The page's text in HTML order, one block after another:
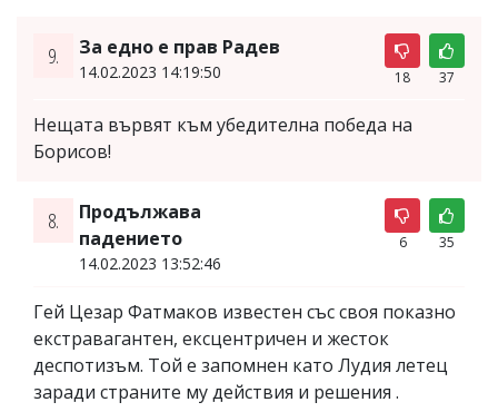
9. За едно е прав Радев
14.02.2023 14:19:50 18 37
Нещата вървят към убедителна победа на
Борисов!
8.
Продължава
падението
14.02.2023 13:52:46
6 35
Гей Цезар Фатмаков известен със своя показно
екстравагантен, ексцентричен и жесток
деспотизъм. Той е запомнен като Лудия летец
заради страните му действия и решения .